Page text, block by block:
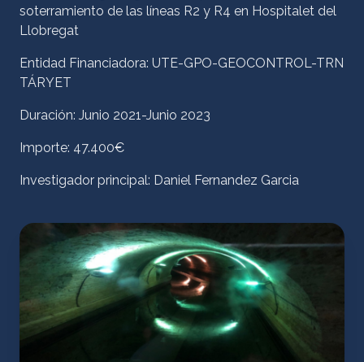
soterramiento de las líneas R2 y R4 en Hospitalet del
Llobregat
Entidad Financiadora: UTE-GPO-GEOCONTROL-TRN
TÁRYET
Duración: Junio 2021-Junio 2023
Importe: 47.400€
Investigador principal: Daniel Fernandez Garcia